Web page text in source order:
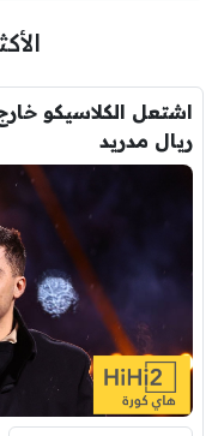
اشتعل الكلاسيكو
ريال مدريد